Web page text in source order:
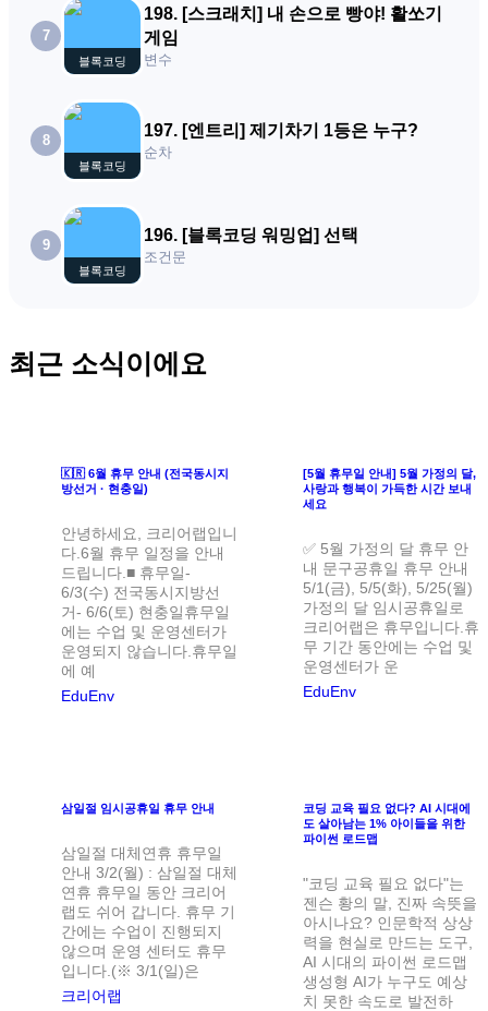
7
블록코딩
198. [스크래치] 내 손으로 빵야! 활쏘기
게임
변수
8
블록코딩
197. [엔트리] 제기차기 1등은 누구?
순차
9
블록코딩
196. [블록코딩 워밍업] 선택
조건문
최근 소식이에요
🇰🇷 6월 휴무 안내 (전국동시지
방선거 · 현충일)
안녕하세요, 크리어랩입니
다.6월 휴무 일정을 안내
드립니다.■ 휴무일-
6/3(수) 전국동시지방선
거- 6/6(토) 현충일휴무일
에는 수업 및 운영센터가
운영되지 않습니다.휴무일
에 예
EduEnv
[5월 휴무일 안내] 5월 가정의 달,
사랑과 행복이 가득한 시간 보내
세요
✅ 5월 가정의 달 휴무 안
내 문구공휴일 휴무 안내
5/1(금), 5/5(화), 5/25(월)
가정의 달 임시공휴일로
크리어랩은 휴무입니다.휴
무 기간 동안에는 수업 및
운영센터가 운
EduEnv
삼일절 임시공휴일 휴무 안내
삼일절 대체연휴 휴무일
안내 3/2(월) : 삼일절 대체
연휴 휴무일 동안 크리어
랩도 쉬어 갑니다. 휴무 기
간에는 수업이 진행되지
않으며 운영 센터도 휴무
입니다.(※ 3/1(일)은
크리어랩
코딩 교육 필요 없다? AI 시대에
도 살아남는 1% 아이들을 위한
파이썬 로드맵
"코딩 교육 필요 없다"는
젠슨 황의 말, 진짜 속뜻을
아시나요? 인문학적 상상
력을 현실로 만드는 도구,
AI 시대의 파이썬 로드맵​
생성형 AI가 누구도 예상
치 못한 속도로 발전하